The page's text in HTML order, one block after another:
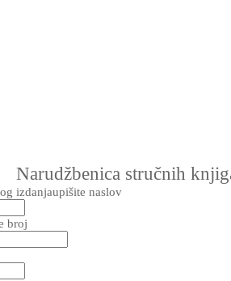
Narudžbenica stručnih
izdanjaupišite naslov
broj